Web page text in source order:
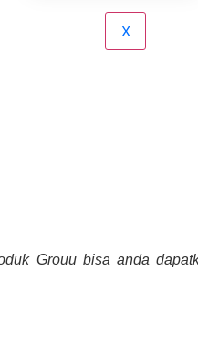
X
Grouu bisa anda